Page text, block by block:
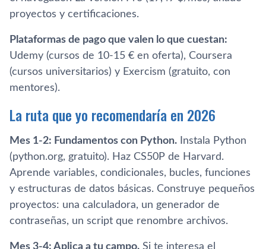
proyectos y certificaciones.
Plataformas de pago que valen lo que cuestan:
Udemy (cursos de 10-15 € en oferta), Coursera
(cursos universitarios) y Exercism (gratuito, con
mentores).
La ruta que yo recomendaría en 2026
Mes 1-2: Fundamentos con Python. Instala Python
(python.org, gratuito). Haz CS50P de Harvard.
Aprende variables, condicionales, bucles, funciones
y estructuras de datos básicas. Construye pequeños
proyectos: una calculadora, un generador de
contraseñas, un script que renombre archivos.
Mes 3-4: Aplica a tu campo. Si te interesa el